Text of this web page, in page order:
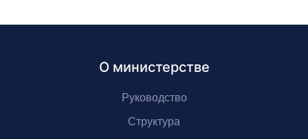
О министерстве
Руководство
Структура